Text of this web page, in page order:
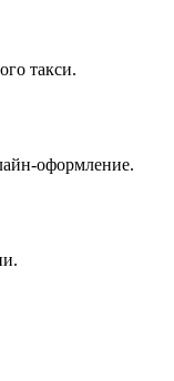
такси.
оформление.